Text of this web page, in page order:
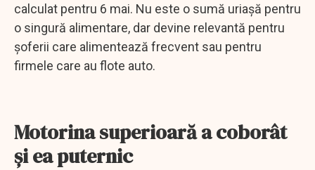
calculat pentru 6 mai. Nu este o sumă uriașă pentru
o singură alimentare, dar devine relevantă pentru
șoferii care alimentează frecvent sau pentru
firmele care au flote auto.
Motorina superioară a coborât
și ea puternic